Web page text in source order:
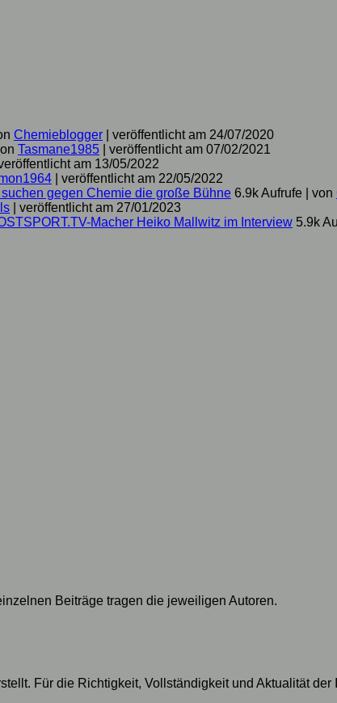
Chemieblogger
veröffentlicht am 24/07/2020
Tasmane1985
veröffentlicht am 07/02/2021
am 13/05/2022
veröffentlicht am 22/05/2022
gegen Chemie die große Bühne 6.9k Aufrufe von
veröffentlicht am 27/01/2023
Macher Heiko Mallwitz im Interview 5.9k
Beiträge tragen die jeweiligen Autoren.
Für die Richtigkeit, Vollständigkeit und Aktualität